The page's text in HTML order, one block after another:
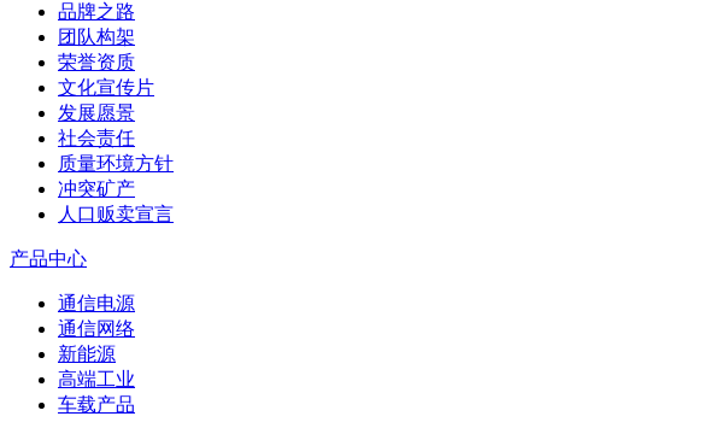
品牌之路
团队构架
荣誉资质
文化宣传片
发展愿景
社会责任
质量环境方针
冲突矿产
人口贩卖宣言
产品中心
通信电源
通信网络
新能源
高端工业
车载产品